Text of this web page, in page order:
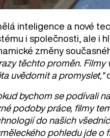
inteligence a nové
i společnosti, ale i
změny
těchto proměn. Filmy
uvědomit a promyslet,“
bychom se podívali
podoby práce, filmy
do našich
pohledu jde o